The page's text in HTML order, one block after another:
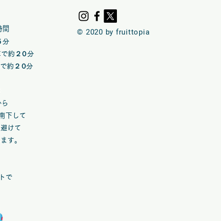
間
分
で約 ２０​分
約 ２０​分​
下して
けて
す。
で
© 2020 by fruittopia